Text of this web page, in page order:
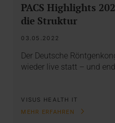
PACS Highlights
die Struktur
03.05.2022
Der Deutsche
wieder live statt – und
VISUS HEALTH IT
MEHR ERFAHREN